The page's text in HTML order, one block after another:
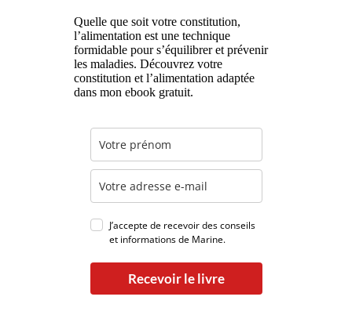
Quelle que soit votre constitution,
l’alimentation est une technique
formidable pour s’équilibrer et prévenir
les maladies. Découvrez votre
constitution et l’alimentation adaptée
dans mon ebook gratuit.
J’accepte de recevoir des conseils
et informations de Marine.
Recevoir le livre